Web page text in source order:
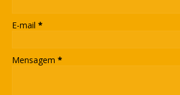
E-mail *
Mensagem *